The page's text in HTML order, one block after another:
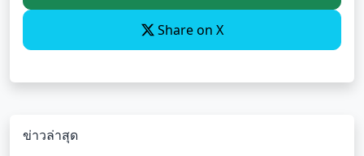
Share on X
ข่าวล่าสุด